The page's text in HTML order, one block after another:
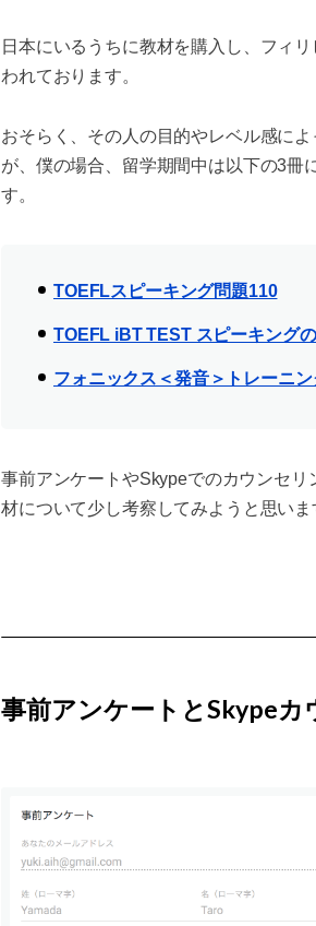
日本にいるうちに教材を購入し、フィ
われております。
おそらく、その人の目的やレベル感に
が、僕の場合、留学期間中は以下の3冊
す。
TOEFLスピーキング問題110
TOEFL iBT TEST スピーキング
フォニックス＜発音＞トレーニ
事前アンケートやSkypeでのカウンセ
材について少し考察してみようと思いま
事前アンケートとSkype